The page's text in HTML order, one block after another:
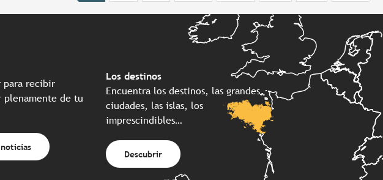
para recibir
plenamente de tu
Los destinos
Encuentra los destinos, las grandes
ciudades, las islas, los
imprescindibles…
Descubrir